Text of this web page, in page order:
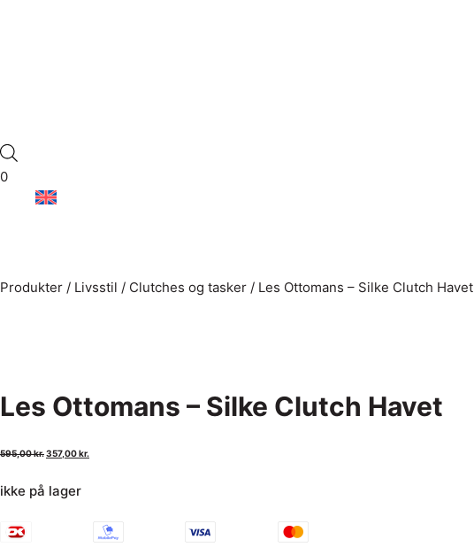
0
Produkter / Livsstil / Clutches og tasker / Les Ottomans – Silke Clutch Havet
Les Ottomans – Silke Clutch Havet
595,00kr.357,00kr.
ikke på lager